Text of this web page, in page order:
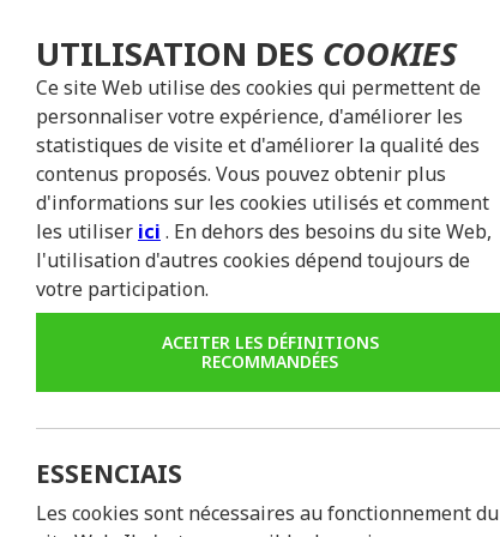
UTILISATION DES COOKIES
Ce site Web utilise des cookies qui permettent de
personnaliser votre expérience, d'améliorer les
statistiques de visite et d'améliorer la qualité des
contenus proposés. Vous pouvez obtenir plus
d'informations sur les cookies utilisés et comment
les utiliser ici . En dehors des besoins du site Web,
l'utilisation d'autres cookies dépend toujours de
votre participation.
ACEITER LES DÉFINITIONS
RECOMMANDÉES
ESSENCIAIS
Les cookies sont nécessaires au fonctionnement du